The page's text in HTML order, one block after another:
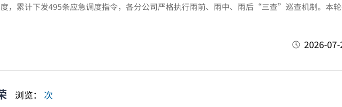
累计下发495条应急调度指令，各分公司严格执行雨前、雨中、雨后“三查”巡查机制。本
2026-
浏览： 次